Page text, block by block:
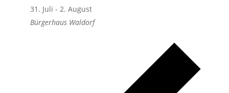
31. Juli - 2. August
Bürgerhaus Waldorf